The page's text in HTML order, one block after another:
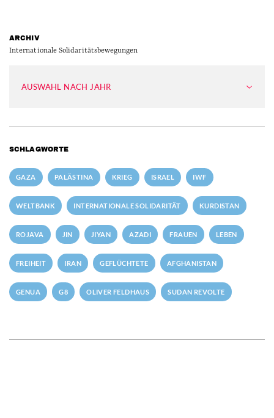
ARCHIV
Internationale Solidaritätsbewegungen
AUSWAHL NACH JAHR
SCHLAGWORTE
GAZA PALÄSTINA KRIEG ISRAEL IWF
WELTBANK INTERNATIONALE SOLIDARITÄT KURDISTAN
ROJAVA JIN JIYAN AZADI FRAUEN LEBEN
FREIHEIT IRAN GEFLÜCHTETE AFGHANISTAN
GENUA G8 OLIVER FELDHAUS SUDAN REVOLTE